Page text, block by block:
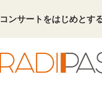
コンサートをはじめとす